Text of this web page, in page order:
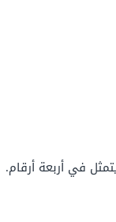
في أربعة أرقام.